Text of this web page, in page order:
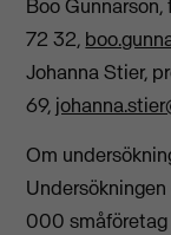
Boo
72 32,
Johanna Stier,
69,
Om
000 småföretag